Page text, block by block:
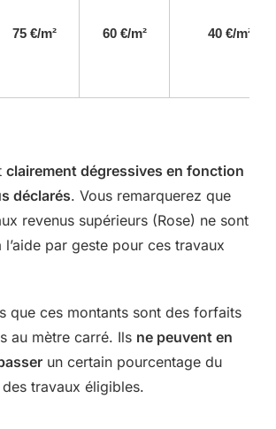
75 €/m² 60 €/m² 40 €/m²
clairement dégressives en fonction
déclarés. Vous remarquerez que
revenus supérieurs (Rose) ne sont
par geste pour ces travaux
que ces montants sont des forfaits
au mètre carré. Ils ne peuvent en
un certain pourcentage du
travaux éligibles.